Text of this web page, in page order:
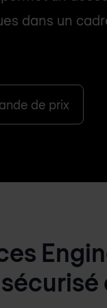
dans un
de prix